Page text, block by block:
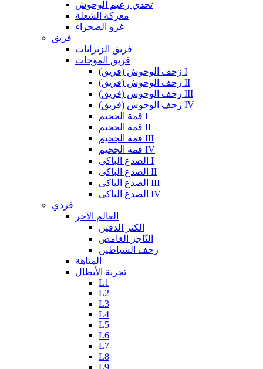
تحدي زعيم الوحوش
معركة الشعلة
غزو الصحراء
فريق
فريق الزنزانات
فريق الموجات
زحف الوحوش (فريق) I
زحف الوحوش (فريق) II
زحف الوحوش (فريق) III
زحف الوحوش (فريق) IV
قمة الجحيم I
قمة الجحيم II
قمة الجحيم III
قمة الجحيم IV
الصدع الباكى I
الصدع الباكى II
الصدع الباكى III
الصدع الباكى IV
فردي
العالم الآخر
الكنز الدفين
التّاجر الغامض
زحف الشياطين
المتاهة
تجربة الأبطال
L1
L2
L3
L4
L5
L6
L7
L8